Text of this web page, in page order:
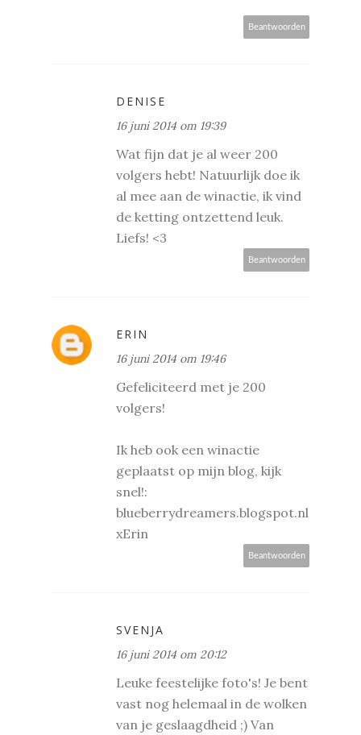
Beantwoorden
DENISE
16 juni 2014 om 19:39
Wat fijn dat je al weer 200
volgers hebt! Natuurlijk doe ik
al mee aan de winactie, ik vind
de ketting ontzettend leuk.
Liefs! <3
Beantwoorden
ERIN
16 juni 2014 om 19:46
Gefeliciteerd met je 200
volgers!
Ik heb ook een winactie
geplaatst op mijn blog, kijk
snel!:
blueberrydreamers.blogspot.nl
xErin
Beantwoorden
SVENJA
16 juni 2014 om 20:12
Leuke feestelijke foto's! Je bent
vast nog helemaal in de wolken
van je geslaagdheid ;) Van